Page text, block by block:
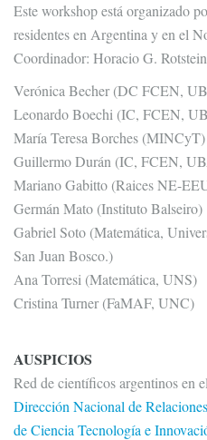
Este workshop está organizado
residentes en Argentina y en el
Coordinador: Horacio G.
Verónica Becher (DC FCEN,
Leonardo Boechi (IC, FCEN,
María Teresa Borches (MINCyT)
Guillermo Durán (IC, FCEN,
Mariano Gabitto (Raices NE-
Germán Mato (Instituto Balseiro)
Gabriel Soto (Matemática,
San Juan Bosco.)
Ana Torresi (Matemática, UNS)
Cristina Turner (FaMAF, UNC)
AUSPICIOS
Red de científicos argentinos en
Dirección Nacional de
de Ciencia Tecnología e